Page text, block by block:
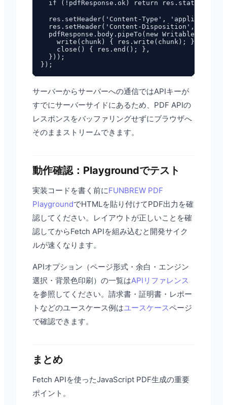
if (!pdfResponse.ok) return
res.setHeader('Content-Type', 'application/
res.setHeader('Content-Disposition',
  pdfResponse.body.pipeTo(new WritableStream({
    write(chunk) { res.write(chunk); },
    close() { res.end(); },
  }));
サーバーからサーバーへの通信ではAPIキーが
すでにサーバーサイドにあるため、PDF APIの
レスポンスをバッファリングせずにブラウザへ
そのままストリームできます。
動作確認：Playgroundでテスト
実装コードを書く前にFUNBREW PDF
PlaygroundでHTMLを貼り付けてPDF出力を確
認してください。レイアウトが正しいことを確
認してからFetch APIを組み込むと開発サイク
ルが速くなります。
APIオプション（ページ形式・余白・エンジン
選択・背景色印刷）の一覧はAPIリファレンス
を参照してください。請求書・証明書・レポー
トなどのユースケース例はユースケースページ
で確認できます。
まとめ
Fetch APIを使ったJavaScript PDF生成の重要
ポイント。